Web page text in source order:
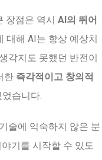
장점은 역시 AI의 뛰어
대해 AI는 항상 예상치
각지도 못했던 반전이
한 즉각적이고 창의적
습니다.
술에 익숙하지 않은 분
기를 시작할 수 있도